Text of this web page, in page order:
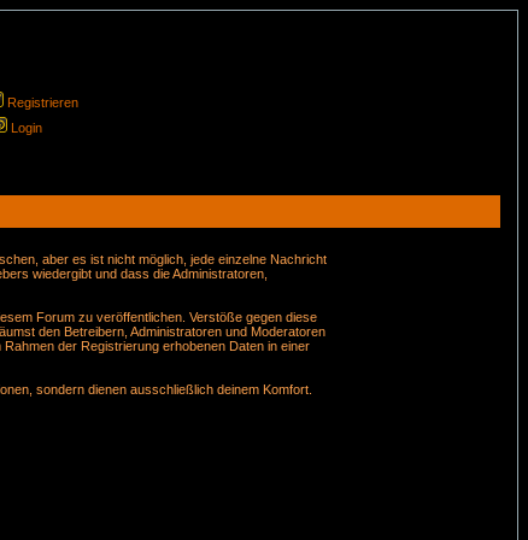
Registrieren
Login
aber es ist nicht möglich, jede einzelne Nachricht
wiedergibt und dass die Administratoren,
Forum zu veröffentlichen. Verstöße gegen diese
den Betreibern, Administratoren und Moderatoren
der Registrierung erhobenen Daten in einer
sondern dienen ausschließlich deinem Komfort.